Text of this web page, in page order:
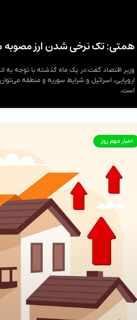
همتی: تک نرخی شدن ارز
وزیر اقتصاد گفت:در یک ماه گذشته با توجه به
اروپایی، اسرائیل و شرایط سوریه و منطقه
است.
اخبار مهم روز